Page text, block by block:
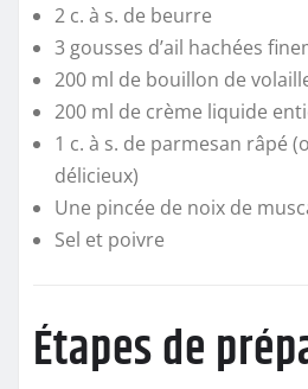
2 c. à s. de beurre
3 gousses d’ail hachées
200 ml de bouillon de
200 ml de crème liquide
1 c. à s. de parmesan râpé
délicieux)
Une pincée de noix de
Sel et poivre
Étapes de